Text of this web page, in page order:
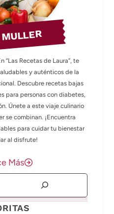
“Las Recetas de Laura”, te
y auténticos de la
Descubre recetas bajas
para personas con diabetes,
Únete a este viaje culinario
se combinan. ¡Encuentra
para cuidar tu bienestar
al disfrute!
Más